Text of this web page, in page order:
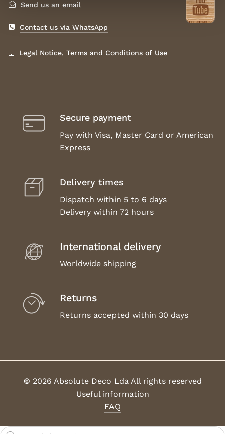
Send us an email
Contact us via WhatsApp
Legal Notice, Terms and Conditions of Use
Secure payment
Pay with Visa, Master Card or American
Express
Delivery times
Dispatch within 5 to 6 days
Delivery within 72 hours
International delivery
Worldwide shipping
Returns
Returns accepted within 30 days
© 2026 Absolute Deco Lda All rights reserved
Useful information
FAQ
Products